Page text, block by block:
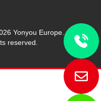
Yonyou Europe. All
reserved.